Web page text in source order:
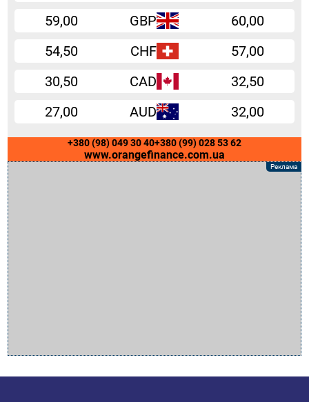
59,00
GBP
60,00
54,50
CHF
57,00
30,50
CAD
32,50
27,00
AUD 32,00
+380 (98) 049 30 40+380 (99) 028 53 62
www.orangefinance.com.ua